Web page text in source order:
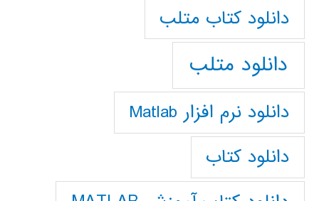
دانلود كتاب متلب
دانلود متلب
دانلود نرم افزار Matlab
دانلود کتاب